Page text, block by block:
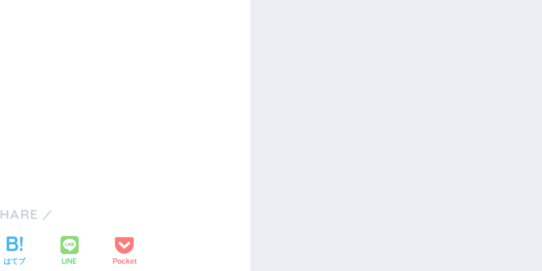
はてブ LINE Pocket